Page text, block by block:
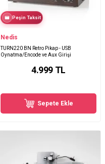
Peşin Taksit
Nedis
TURN220 BN Retro Pikap - USB
Oynatma/Encode ve Aux Girişi
4.999 TL
Sepete Ekle